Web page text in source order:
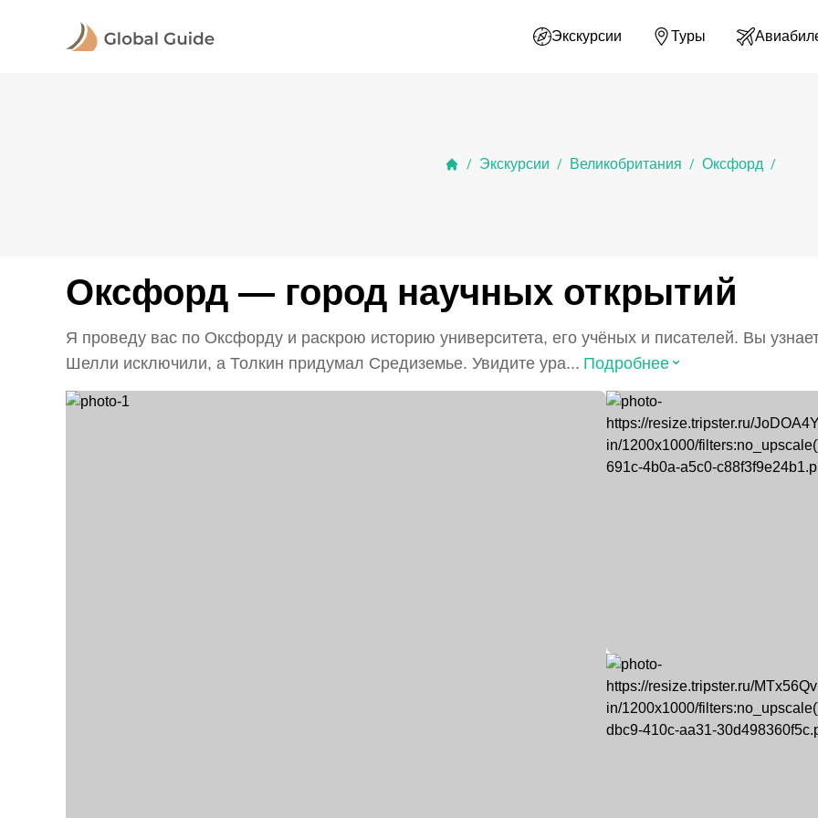
Экскурсии Туры
/ Экскурсии / Великобритания / Оксфорд /
Оксфорд — город научных открытий
Я проведу вас по Оксфорду и раскрою историю университета, его учёных и писателей. Вы
Шелли исключили, а Толкин придумал Средиземье. Увидите ура... Подробнее⌃